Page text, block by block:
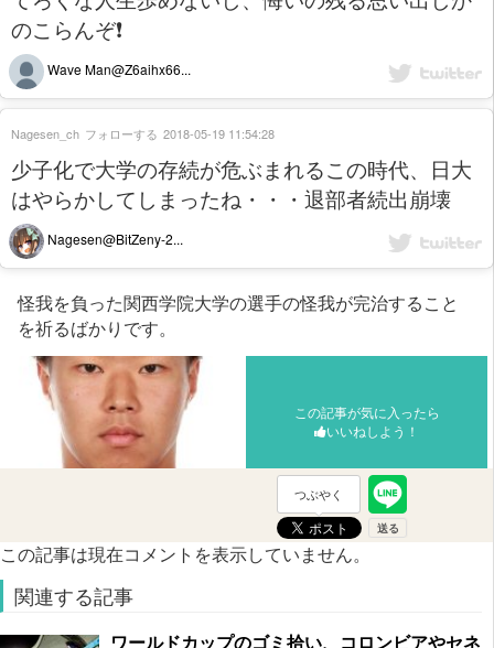
のこらんぞ❗
Wave Man@Z6aihx66...
少子化で大学の存続が危ぶまれるこの時代、日大
はやらかしてしまったね・・・退部者続出崩壊
Nagesen@BitZeny-2...
Nagesen_ch フォローする 2018-05-19 11:54:28
怪我を負った関西学院大学の選手の怪我が完治すること
を祈るばかりです。
この記事が気に入ったら
いいねしよう！
つぶやく
この記事は現在コメントを表示していません。
関連する記事
ワールドカップのゴミ拾い、コロンビアやセネ